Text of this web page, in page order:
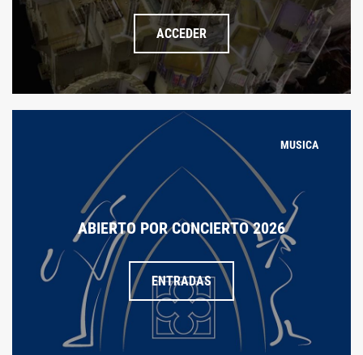
ACCEDER
MUSICA
ABIERTO POR CONCIERTO 2026
ENTRADAS